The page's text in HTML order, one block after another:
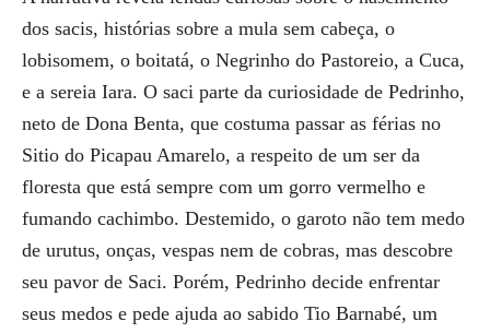
dos sacis, histórias sobre a mula sem cabeça, o
lobisomem, o boitatá, o Negrinho do Pastoreio, a Cuca,
e a sereia Iara. O saci parte da curiosidade de Pedrinho,
neto de Dona Benta, que costuma passar as férias no
Sitio do Picapau Amarelo, a respeito de um ser da
floresta que está sempre com um gorro vermelho e
fumando cachimbo. Destemido, o garoto não tem medo
de urutus, onças, vespas nem de cobras, mas descobre
seu pavor de Saci. Porém, Pedrinho decide enfrentar
seus medos e pede ajuda ao sabido Tio Barnabé, um